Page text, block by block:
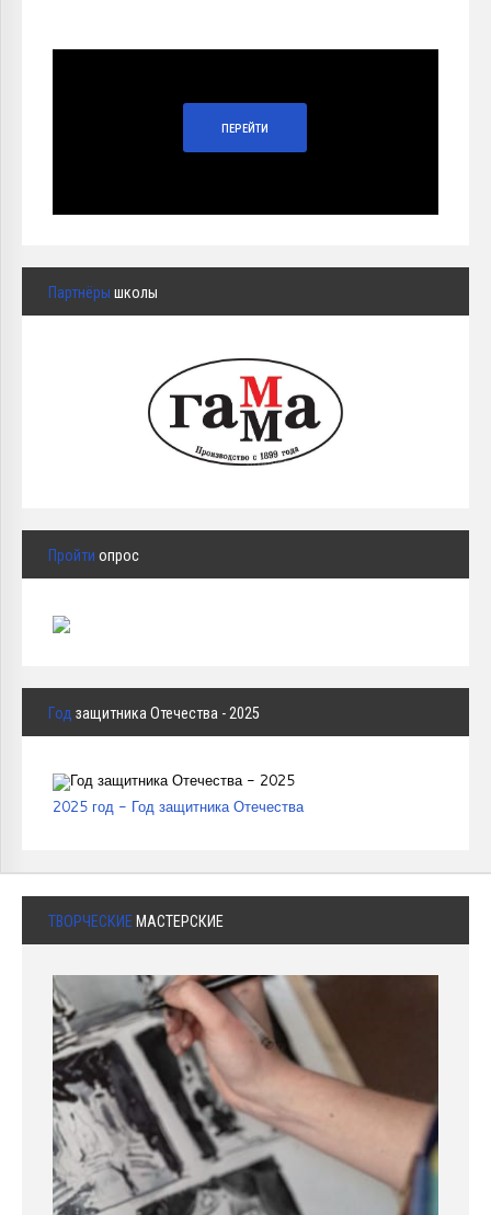
ПЕРЕЙТИ
Партнёры школы
Пройти опрос
Год защитника Отечества - 2025
2025 год - Год защитника Отечества
ТВОРЧЕСКИЕ МАСТЕРСКИЕ